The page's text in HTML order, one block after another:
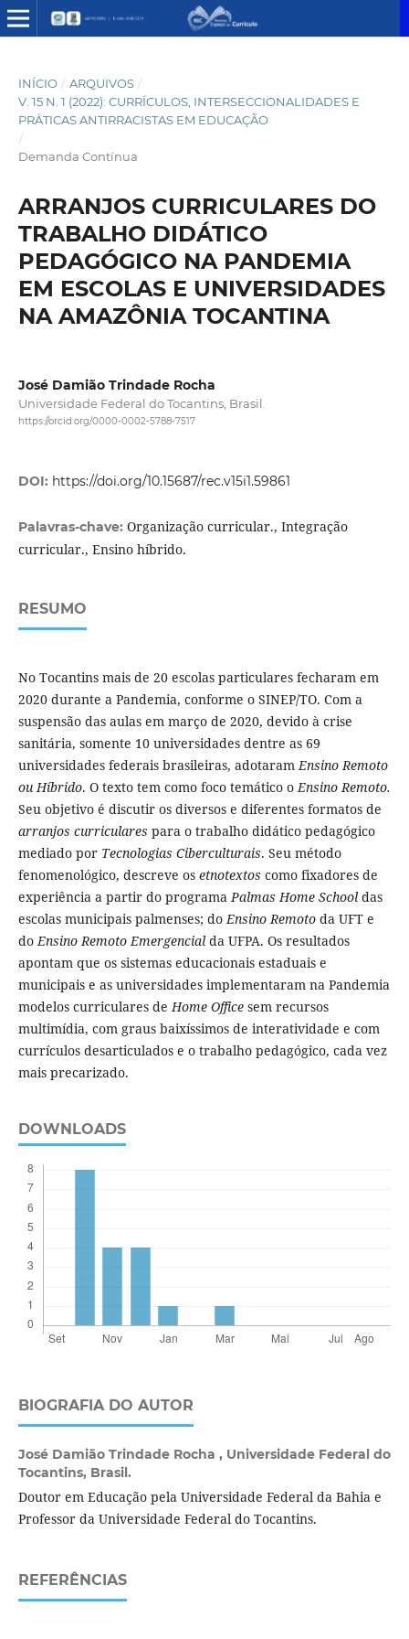
INÍCIO / ARQUIVOS /
V. 15 N. 1 (2022): CURRÍCULOS, INTERSECCIONALIDADES E
PRÁTICAS ANTIRRACISTAS EM EDUCAÇÃO
/
Demanda Contínua
ARRANJOS CURRICULARES DO
TRABALHO DIDÁTICO
PEDAGÓGICO NA PANDEMIA
EM ESCOLAS E UNIVERSIDADES
NA AMAZÔNIA TOCANTINA
José Damião Trindade Rocha
Universidade Federal do Tocantins, Brasil.
https://orcid.org/0000-0002-5788-7517
DOI: https://doi.org/10.15687/rec.v15i1.59861
Palavras-chave: Organização curricular., Integração
curricular., Ensino híbrido.
RESUMO
No Tocantins mais de 20 escolas particulares fecharam em
2020 durante a Pandemia, conforme o SINEP/TO. Com a
suspensão das aulas em março de 2020, devido à crise
sanitária, somente 10 universidades dentre as 69
universidades federais brasileiras, adotaramEnsino Remoto
ou Híbrido. O texto tem como foco temático oEnsino Remoto.
Seu objetivo é discutir os diversos e diferentes formatos de
arranjos curriculares para o trabalho didático pedagógico
mediado por Tecnologias Ciberculturais. Seu método
fenomenológico, descreve os etnotextos como fixadores de
experiência a partir do programaPalmas Home Schooldas
escolas municipais palmenses; doEnsino Remotoda UFT e
doEnsino Remoto Emergencialda UFPA. Os resultados
apontam que os sistemas educacionais estaduais e
municipais e as universidades implementaram na Pandemia
modelos curriculares deHome Officesem recursos
multimídia, com graus baixíssimos de interatividade e com
currículos desarticulados e o trabalho pedagógico, cada vez
mais precarizado.
DOWNLOADS
BIOGRAFIA DO AUTOR
José Damião Trindade Rocha , Universidade Federal do
Tocantins, Brasil.
Doutor em Educação pela Universidade Federal da Bahia e
Professor da Universidade Federal do Tocantins.
REFERÊNCIAS